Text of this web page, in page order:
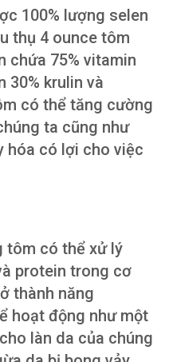
100% lượng selen
thụ 4 ounce tôm
chứa 75% vitamin
30% krulin và
có thể tăng cường
ta cũng như
hóa có lợi cho việc
tôm có thể xử lý
protein trong cơ
thành năng
hoạt động như một
làn da của chúng